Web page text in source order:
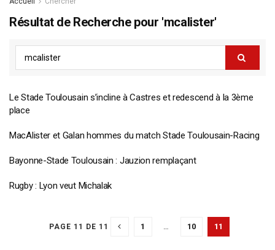
Résultat de Recherche pour 'mcalister'
Le Stade Toulousain s’incline à Castres et redescend à la 3ème
place
MacAlister et Galan hommes du match Stade Toulousain-Racing
Bayonne-Stade Toulousain : Jauzion remplaçant
Rugby : Lyon veut Michalak
PAGE 11 DE 11 1 … 10 11